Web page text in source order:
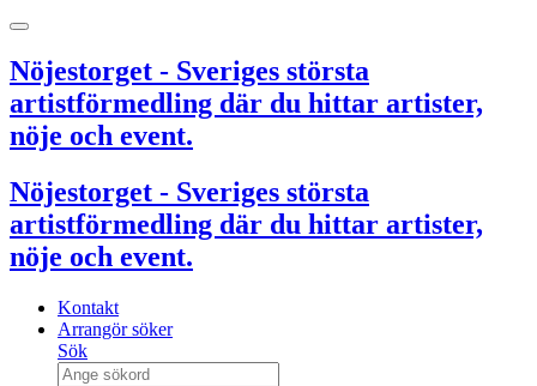
Nöjestorget - Sveriges största
artistförmedling där du hittar artister,
nöje och event.
Nöjestorget - Sveriges största
artistförmedling där du hittar artister,
nöje och event.
Kontakt
Arrangör söker
Sök